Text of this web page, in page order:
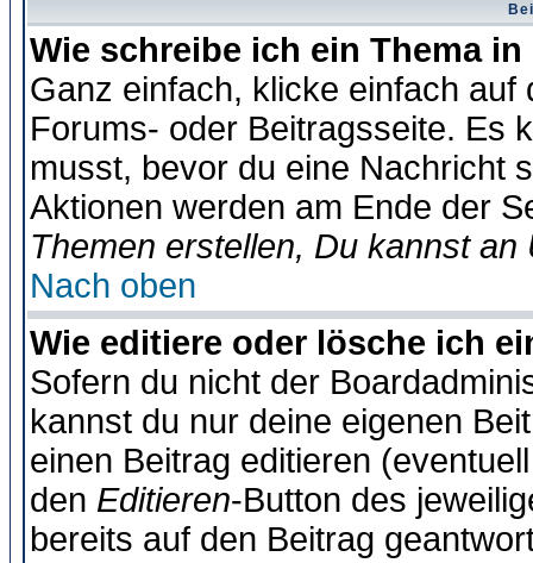
Wie schreibe ich ein Thema
Ganz einfach, klicke einfach
Forums- oder Beitragsseite. Es
musst, bevor du eine Nachricht
Aktionen werden am Ende der
Themen erstellen, Du kannst
Nach oben
Wie editiere oder lösche ich
Sofern du nicht der
kannst du nur deine eigenen
einen Beitrag editieren
den Editieren-Button des
bereits auf den Beitrag